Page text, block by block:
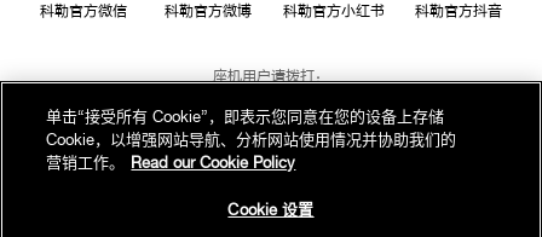
科勒官方微信 科勒官方微博 科勒官方小红书 科勒官方抖音
座机用户请拨打：
800-820-2628
手机用户请拨打：
400-820-2628
我们的电话服务时间为：
单击“接受所有 Cookie”，即表示您同意在您的设备上存储
Cookie，以增强网站导航、分析网站使用情况并协助我们的
营销工作。
Read our Cookie Policy
Cookie 设置